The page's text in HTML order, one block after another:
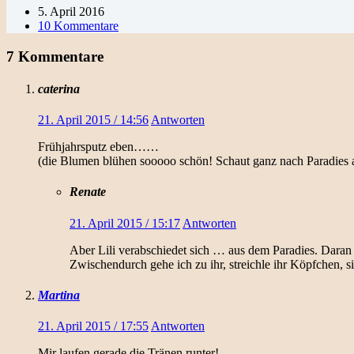
5. April 2016
10 Kommentare
7 Kommentare
caterina
21. April 2015 / 14:56 Antworten
Frühjahrsputz eben……
(die Blumen blühen sooooo schön! Schaut ganz nach Paradies
Renate
21. April 2015 / 15:17 Antworten
Aber Lili verabschiedet sich … aus dem Paradies.
Zwischendurch gehe ich zu ihr, streichle ihr Köpfchen,
Martina
21. April 2015 / 17:55 Antworten